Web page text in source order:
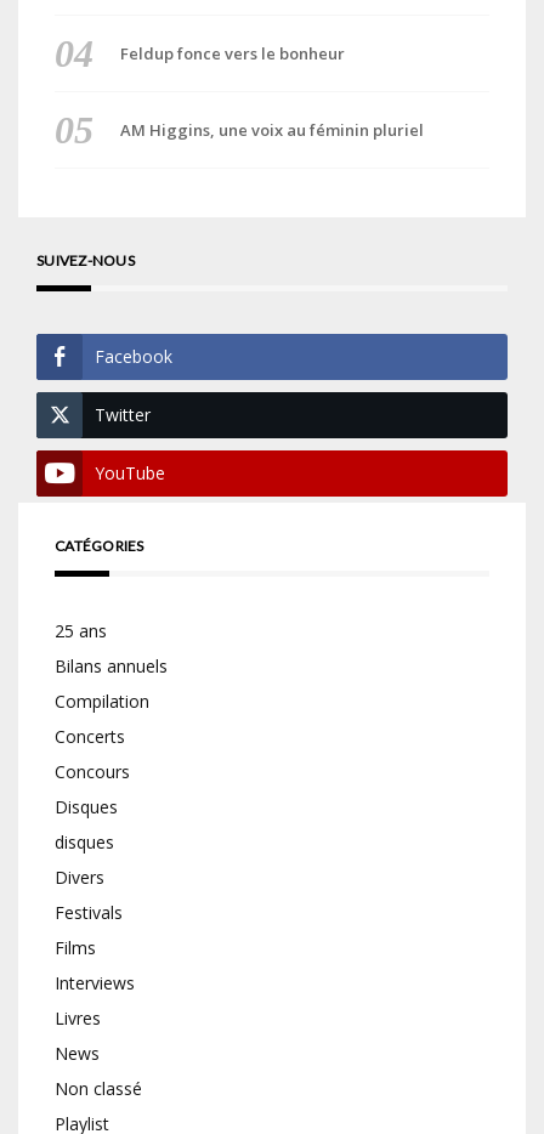
Feldup fonce vers le bonheur
AM Higgins, une voix au féminin pluriel
SUIVEZ-NOUS
Facebook
Twitter
YouTube
CATÉGORIES
25 ans
Bilans annuels
Compilation
Concerts
Concours
Disques
disques
Divers
Festivals
Films
Interviews
Livres
News
Non classé
Playlist